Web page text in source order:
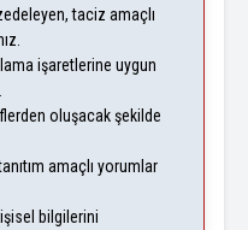
taciz amaçlı
işaretlerine uygun
oluşacak şekilde
amaçlı yorumlar
bilgilerini